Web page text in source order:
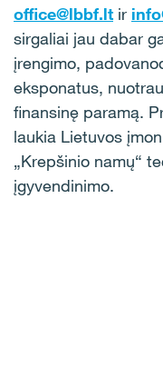
office@lbbf.lt ir
sirgaliai jau dabar
įrengimo,
eksponatus,
finansinę paramą.
laukia Lietuvos
„Krepšinio namų“
įgyvendinimo.